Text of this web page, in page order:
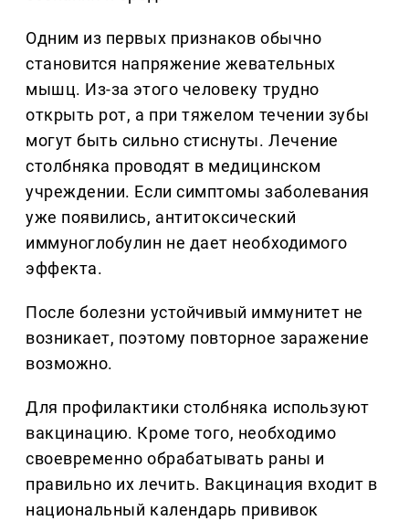
Одним из первых признаков обычно
становится напряжение жевательных
мышц. Из-за этого человеку трудно
открыть рот, а при тяжелом течении зубы
могут быть сильно стиснуты. Лечение
столбняка проводят в медицинском
учреждении. Если симптомы заболевания
уже появились, антитоксический
иммуноглобулин не дает необходимого
эффекта.
После болезни устойчивый иммунитет не
возникает, поэтому повторное заражение
возможно.
Для профилактики столбняка используют
вакцинацию. Кроме того, необходимо
своевременно обрабатывать раны и
правильно их лечить. Вакцинация входит в
национальный календарь прививок